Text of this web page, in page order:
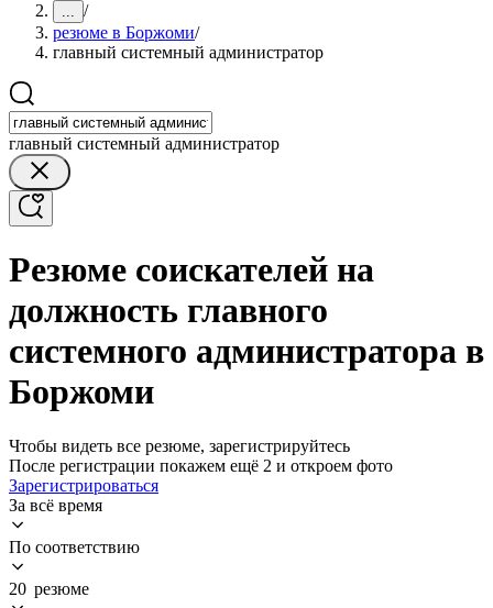
... /
резюме в Боржоми/
главный системный администратор
главный системный администратор
Резюме соискателей на
должность главного
системного администратора в
Боржоми
Чтобы видеть все резюме, зарегистрируйтесь
После регистрации покажем ещё 2 и откроем фото
Зарегистрироваться
За всё время
По соответствию
20 резюме